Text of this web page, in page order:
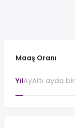
Maaş Oranı
YılAyAltı ayda bir